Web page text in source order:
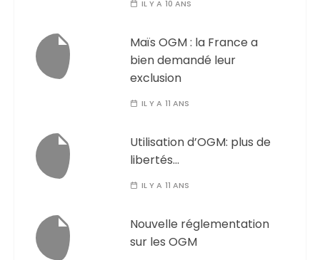
IL Y A 10 ANS
Maïs OGM : la France a
bien demandé leur
exclusion
IL Y A 11 ANS
Utilisation d’OGM: plus de
libertés…
IL Y A 11 ANS
Nouvelle réglementation
sur les OGM